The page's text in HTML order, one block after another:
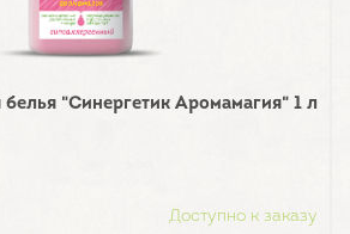
"Синергетик Аромамагия" 1 л
Доступно к заказу